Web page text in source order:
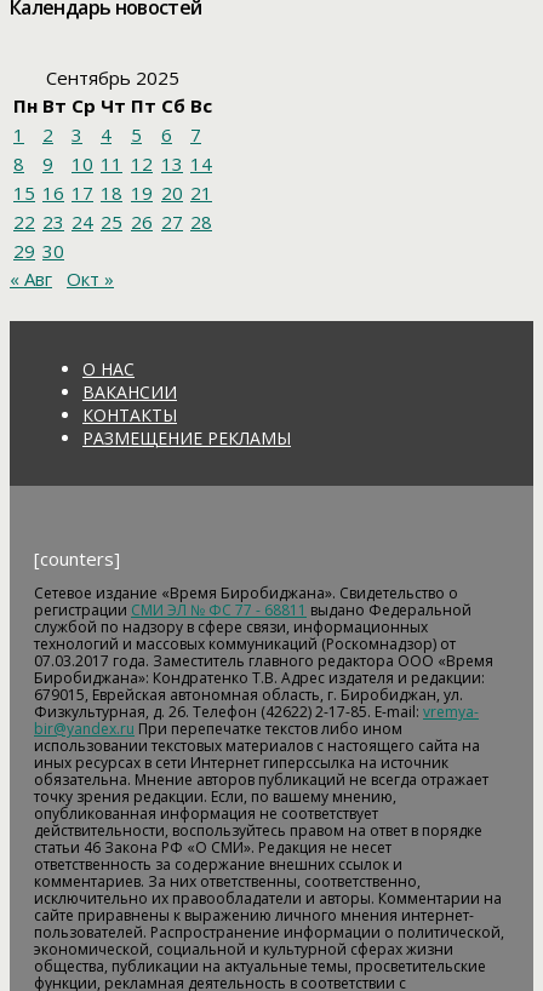
Календарь новостей
Сентябрь 2025
Пн Вт Ср Чт Пт Сб Вс
1
2 3 4 5 6
7
8
9 10 11 12 13 14
15 16 17 18 19 20 21
22 23 24 25 26 27 28
29 30
« Авг Окт »
О НАС
ВАКАНСИИ
КОНТАКТЫ
РАЗМЕЩЕНИЕ РЕКЛАМЫ
[counters]
Сетевое издание «Время Биробиджана». Свидетельство о
регистрации СМИ ЭЛ № ФС 77 - 68811 выдано Федеральной
службой по надзору в сфере связи, информационных
технологий и массовых коммуникаций (Роскомнадзор) от
07.03.2017 года. Заместитель главного редактора ООО «Время
Биробиджана»: Кондратенко Т.В. Адрес издателя и редакции:
679015, Еврейская автономная область, г. Биробиджан, ул.
Физкультурная, д. 26. Телефон (42622) 2-17-85. E-mail: vremya-
bir@yandex.ru При перепечатке текстов либо ином
использовании текстовых материалов с настоящего сайта на
иных ресурсах в сети Интернет гиперссылка на источник
обязательна. Мнение авторов публикаций не всегда отражает
точку зрения редакции. Если, по вашему мнению,
опубликованная информация не соответствует
действительности, воспользуйтесь правом на ответ в порядке
статьи 46 Закона РФ «О СМИ». Редакция не несет
ответственность за содержание внешних ссылок и
комментариев. За них ответственны, соответственно,
исключительно их правообладатели и авторы. Комментарии на
сайте приравнены к выражению личного мнения интернет-
пользователей. Распространение информации о политической,
экономической, социальной и культурной сферах жизни
общества, публикации на актуальные темы, просветительские
функции, рекламная деятельность в соответствии с